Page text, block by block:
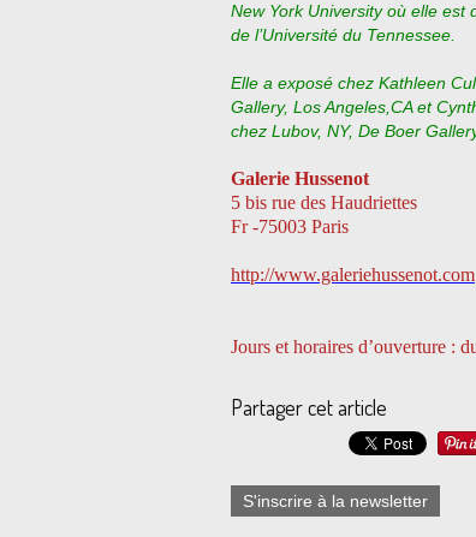
New York University où elle est
de l’Université du Tennessee.
Elle a exposé chez Kathleen
Gallery, Los Angeles,CA et
chez Lubov, NY, De Boer
Galerie Hussenot
5 bis rue des Haudriettes
Fr -75003 Paris
http://www.galeriehussenot.com
Jours et horaires d’ouverture :
Partager cet article
S'inscrire à la newsletter